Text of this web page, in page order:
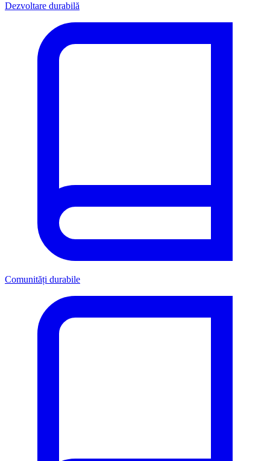
Dezvoltare durabilă
Comunități durabile